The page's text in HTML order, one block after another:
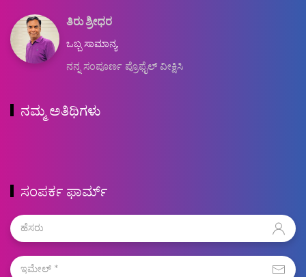
ತಿರು ಶ್ರೀಧರ
ಒಬ್ಬ ಸಾಮಾನ್ಯ.
ನನ್ನ ಸಂಪೂರ್ಣ ಪ್ರೊಫೈಲ್ ವೀಕ್ಷಿಸಿ
ನಮ್ಮ ಅತಿಥಿಗಳು
ಸಂಪರ್ಕ ಫಾರ್ಮ್